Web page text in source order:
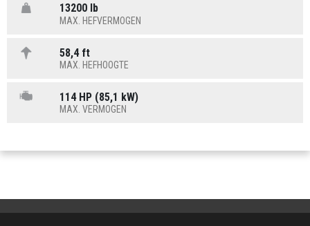
13200 lb
MAX. HEFVERMOGEN
58,4 ft
MAX. HEFHOOGTE
114 HP (85,1 kW)
MAX. VERMOGEN